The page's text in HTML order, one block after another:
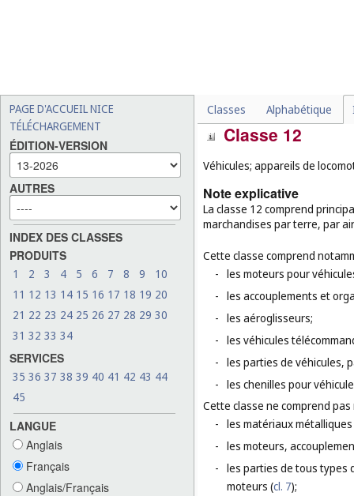
PAGE D'ACCUEIL NICE
TÉLÉCHARGEMENT
ÉDITION-VERSION
AUTRES
INDEX DES CLASSES
PRODUITS
1 2 3 4 5 6 7 8 9
10
11 12 13 14 15 16 17 18 19 20
21 22 23 24 25 26 27 28 29 30
31 32 33 34
SERVICES
35 36 37 38 39 40 41 42 43 44
45
LANGUE
Anglais
Français
Anglais/Français
Classes Alphabétique
les vêtements chauffés
Classe 12
Véhicules; appareils de
Note explicative
La classe 12 comprend
marchandises par terre, par
Cette classe comprend
- les moteurs pour
- les accouplements et
- les aéroglisseurs;
- les véhicules
- les parties de véhicules,
- les chenilles pour
Cette classe ne comprend
- les matériaux
- les moteurs,
- les parties de tous types
moteurs (cl. 7);